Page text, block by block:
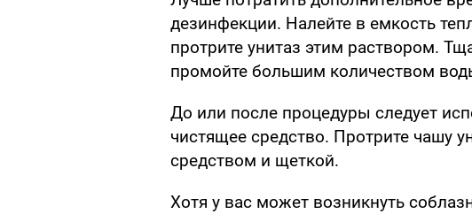
дезинфекции. Налейте в емкость
протрите унитаз этим раствором.
промойте большим количеством
До или после процедуры следует
чистящее средство. Протрите
средством и щеткой.
Хотя у вас может возникнуть